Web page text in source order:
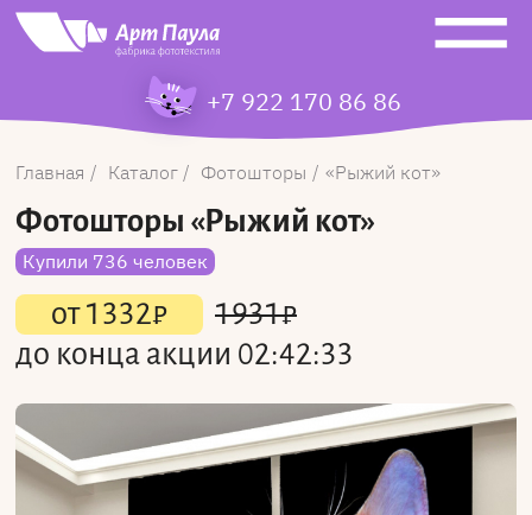
+7 922 170 86 86
Главная Каталог Фотошторы Рыжий кот
Фотошторы «Рыжий кот»
Купили 736 человек
от1332₽ 1931₽
до конца акции 02:42:33